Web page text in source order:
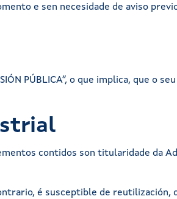
e sen necesidade de aviso
PÚBLICA”, o que implica, que o
contidos son titularidade da
é susceptible de reutilización,